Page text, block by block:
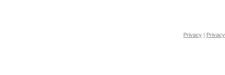
Privacy |